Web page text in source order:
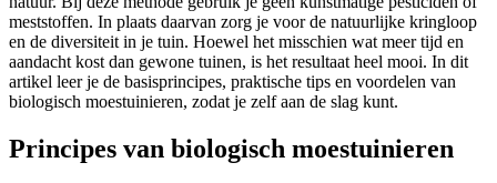
meststoffen. In plaats daarvan zorg je voor de natuurlijke kringloop
en de diversiteit in je tuin. Hoewel het misschien wat meer tijd en
aandacht kost dan gewone tuinen, is het resultaat heel mooi. In dit
artikel leer je de basisprincipes, praktische tips en voordelen van
biologisch moestuinieren, zodat je zelf aan de slag kunt.
Principes van biologisch moestuinieren